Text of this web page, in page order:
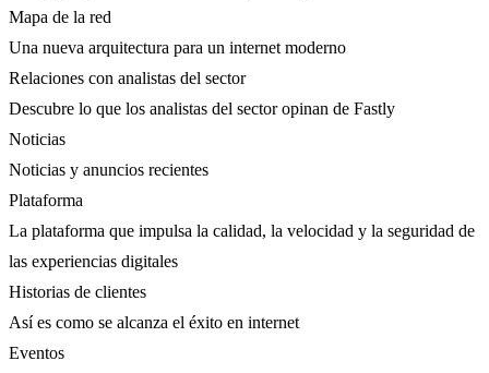
Mapa de la red
Una nueva arquitectura para un internet moderno
Relaciones con analistas del sector
Descubre lo que los analistas del sector opinan de Fastly
Noticias
Noticias y anuncios recientes
Plataforma
La plataforma que impulsa la calidad, la velocidad y la seguridad de
las experiencias digitales
Historias de clientes
Así es como se alcanza el éxito en internet
Eventos